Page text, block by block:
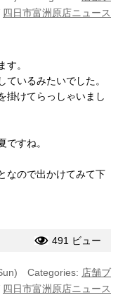
四日市富洲原店ニュース
。
いるみたいでした。
掛けてらっしゃいまし
すね。
なので出かけてみて下
491 ビュー
Categories: 店舗ブ
四日市富洲原店ニュース